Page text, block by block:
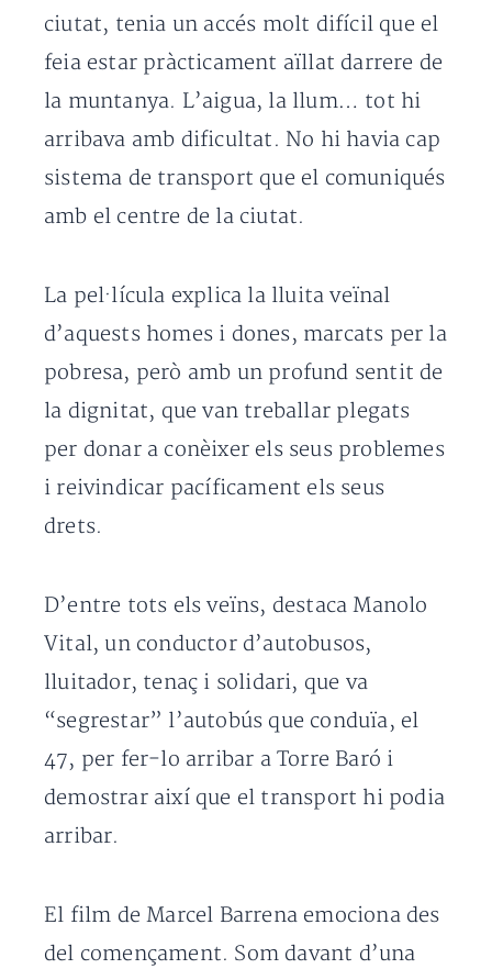
ciutat, tenia un accés molt difícil que el
feia estar pràcticament aïllat darrere de
la muntanya. L’aigua, la llum… tot hi
arribava amb dificultat. No hi havia cap
sistema de transport que el comuniqués
amb el centre de la ciutat.
La pel·lícula explica la lluita veïnal
d’aquests homes i dones, marcats per la
pobresa, però amb un profund sentit de
la dignitat, que van treballar plegats
per donar a conèixer els seus problemes
i reivindicar pacíficament els seus
drets.
D’entre tots els veïns, destaca Manolo
Vital, un conductor d’autobusos,
lluitador, tenaç i solidari, que va
“segrestar” l’autobús que conduïa, el
47, per fer-lo arribar a Torre Baró i
demostrar així que el transport hi podia
arribar.
El film de Marcel Barrena emociona des
del començament. Som davant d’una